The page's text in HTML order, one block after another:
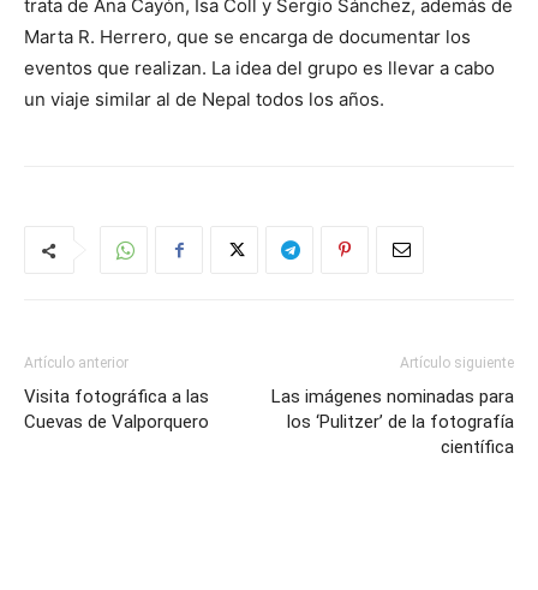
trata de Ana Cayón, Isa Coll y Sergio Sánchez, además de
Marta R. Herrero, que se encarga de documentar los
eventos que realizan. La idea del grupo es llevar a cabo
un viaje similar al de Nepal todos los años.
Artículo anterior
Visita fotográfica a las
Cuevas de Valporquero
Artículo siguiente
Las imágenes nominadas para
los ‘Pulitzer’ de la fotografía
científica